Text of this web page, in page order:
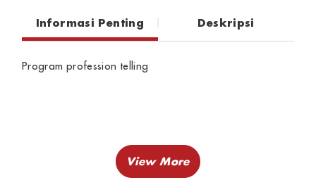
Informasi Penting Deskripsi
Program profession telling